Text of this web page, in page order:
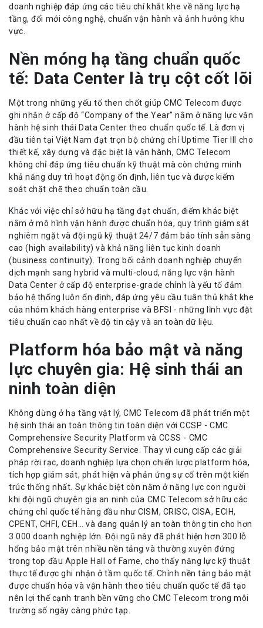
doanh nghiệp đáp ứng các tiêu chí khắt khe về năng lực hạ
tầng, đổi mới công nghệ, chuẩn vận hành và ảnh hưởng khu
vực.
Nền móng hạ tầng chuẩn quốc
tế: Data Center là trụ cột cốt lõi
Một trong những yếu tố then chốt giúp CMC Telecom được
ghi nhận ở cấp độ “Company of the Year” nằm ở năng lực vận
hành hệ sinh thái Data Center theo chuẩn quốc tế. Là đơn vị
đầu tiên tại Việt Nam đạt trọn bộ chứng chỉ Uptime Tier III cho
thiết kế, xây dựng và đặc biệt là vận hành, CMC Telecom
không chỉ đáp ứng tiêu chuẩn kỹ thuật mà còn chứng minh
khả năng duy trì hoạt động ổn định, liên tục và được kiểm
soát chặt chẽ theo chuẩn toàn cầu.
Khác với việc chỉ sở hữu hạ tầng đạt chuẩn, điểm khác biệt
nằm ở mô hình vận hành được chuẩn hóa, quy trình giám sát
nghiêm ngặt và đội ngũ kỹ thuật 24/7 đảm bảo tính sẵn sàng
cao (high availability) và khả năng liên tục kinh doanh
(business continuity). Trong bối cảnh doanh nghiệp chuyển
dịch mạnh sang hybrid và multi-cloud, năng lực vận hành
Data Center ở cấp độ enterprise-grade chính là yếu tố đảm
bảo hệ thống luôn ổn định, đáp ứng yêu cầu tuân thủ khắt khe
của nhóm khách hàng enterprise và BFSI - những lĩnh vực đặt
tiêu chuẩn cao nhất về độ tin cậy và an toàn dữ liệu.
Platform hóa bảo mật và năng
lực chuyên gia: Hệ sinh thái an
ninh toàn diện
Không dừng ở hạ tầng vật lý, CMC Telecom đã phát triển một
hệ sinh thái an toàn thông tin toàn diện với CCSP - CMC
Comprehensive Security Platform và CCSS - CMC
Comprehensive Security Service. Thay vì cung cấp các giải
pháp rời rạc, doanh nghiệp lựa chọn chiến lược platform hóa,
tích hợp giám sát, phát hiện và phản ứng sự cố trên một kiến
trúc thống nhất. Sự khác biệt còn nằm ở năng lực con người
khi đội ngũ chuyên gia an ninh của CMC Telecom sở hữu các
chứng chỉ quốc tế hàng đầu như CISM, CRISC, CISA, ECIH,
CPENT, CHFI, CEH… và đang quản lý an toàn thông tin cho hơn
3.000 doanh nghiệp lớn. Đội ngũ này đã phát hiện hơn 300 lỗ
hổng bảo mật trên nhiều nền tảng và thường xuyên đứng
trong top đầu Apple Hall of Fame, cho thấy năng lực kỹ thuật
thực tế được ghi nhận ở tầm quốc tế. Chính nền tảng bảo mật
được chuẩn hóa và vận hành theo tiêu chuẩn quốc tế đã tạo
nên lợi thế cạnh tranh bền vững cho CMC Telecom trong môi
trường số ngày càng phức tạp.